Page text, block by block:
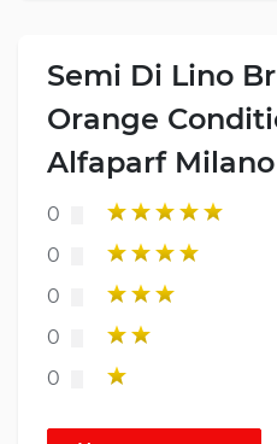
Semi Di Lino
Orange
Alfaparf
0
0
0
0
0